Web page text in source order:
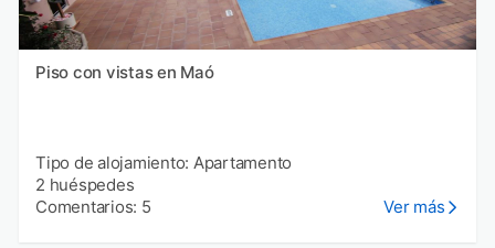
Piso con vistas en Maó
Tipo de alojamiento: Apartamento
2 huéspedes
Comentarios: 5
Ver más